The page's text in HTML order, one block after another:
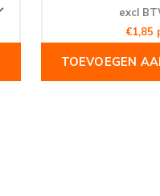
excl
€1,85
TOEVOEGEN